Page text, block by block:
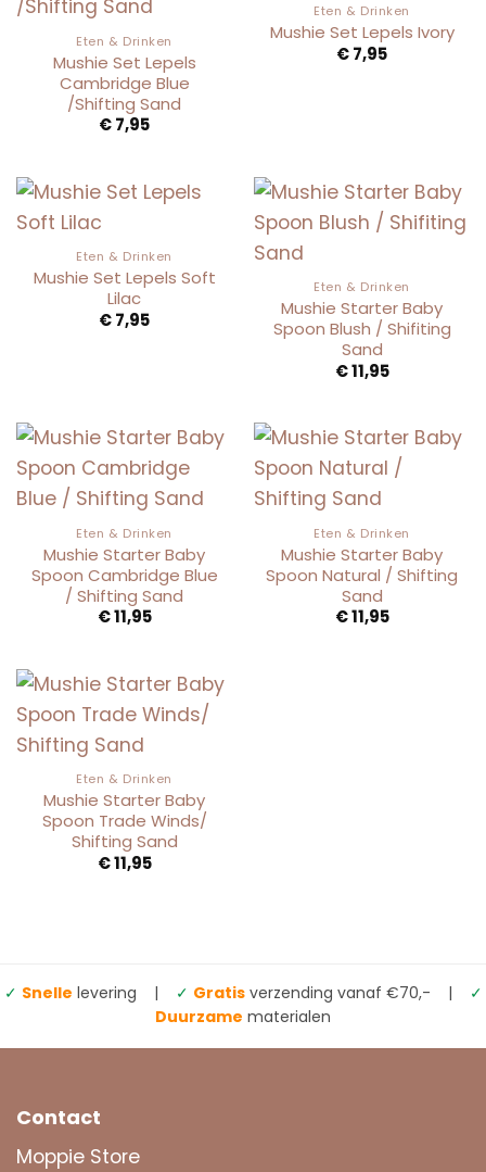
Eten & Drinken
Mushie Set Lepels
Cambridge Blue
/Shifting Sand
€7,95
Eten & Drinken
Mushie Set Lepels Ivory
€7,95
Eten & Drinken
Mushie Set Lepels Soft
Lilac
€7,95
Eten & Drinken
Mushie Starter Baby
Spoon Blush / Shifiting
Sand
€11,95
Eten & Drinken
Mushie Starter Baby
Spoon Cambridge Blue
/ Shifting Sand
€11,95
Eten & Drinken
Mushie Starter Baby
Spoon Natural / Shifting
Sand
€11,95
Eten & Drinken
Mushie Starter Baby
Spoon Trade Winds/
Shifting Sand
€11,95
✓ Snelle levering | ✓ Gratisverzending vanaf €70,- |
✓
Duurzame materialen
Contact
Moppie Store